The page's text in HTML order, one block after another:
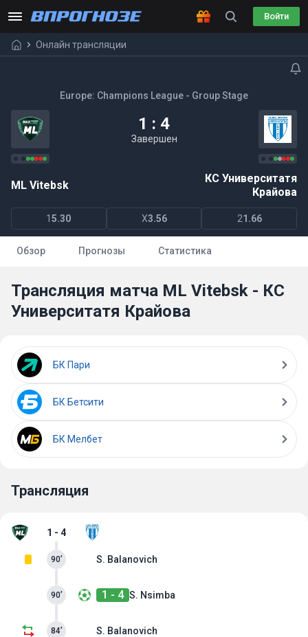
Войти
Онлайн трансляции
Europe: Champions League - Group Stage
1 : 4
Завершен
ML Vitebsk
КС Университатя
Крайова
15.30 X3.56 21.66
Обзор Прогнозы Статистика
Трансляция матча ML Vitebsk - КС
Университатя Крайова
БК Пари
БК Бетсити
БК Мелбет
Трансляция
1 - 4
S. Balanovich
84’
90’ 1 - 4 S. Nsimba
S. Balanovich
90’